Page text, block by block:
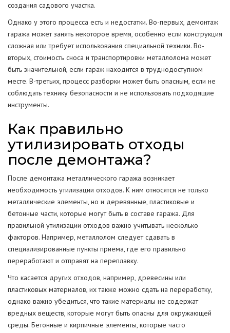
создания садового участка.
Однако у этого процесса есть и недостатки. Во-первых, демонтаж
гаража может занять некоторое время, особенно если конструкция
сложная или требует использования специальной техники. Во-
вторых, стоимость сноса и транспортировки металлолома может
быть значительной, если гараж находится в труднодоступном
месте. В-третьих, процесс разборки может быть опасным, если не
соблюдать технику безопасности и не использовать подходящие
инструменты.
Как правильно
утилизировать отходы
после демонтажа?
После демонтажа металлического гаража возникает
необходимость утилизации отходов. К ним относятся не только
металлические элементы, но и деревянные, пластиковые и
бетонные части, которые могут быть в составе гаража. Для
правильной утилизации отходов важно учитывать несколько
факторов. Например, металлолом следует сдавать в
специализированные пункты приема, где его правильно
переработают и отправят на переплавку.
Что касается других отходов, например, древесины или
пластиковых материалов, их также можно сдать на переработку,
однако важно убедиться, что такие материалы не содержат
вредных веществ, которые могут быть опасны для окружающей
среды. Бетонные и кирпичные элементы, которые часто